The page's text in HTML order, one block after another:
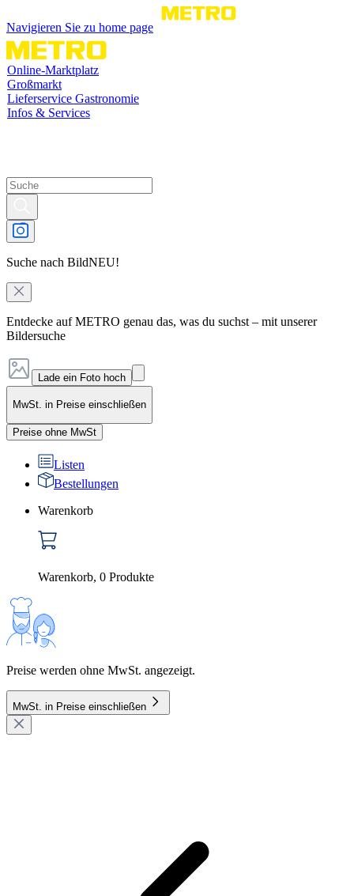
Navigieren Sie zu home page
Online-Marktplatz
Großmarkt
Lieferservice Gastronomie
Infos & Services
Suche nach BildNEU!
Entdecke auf METRO genau das, was du suchst – mit unserer
Bildersuche
Lade ein Foto hoch
MwSt. in Preise einschließen
Preise ohne MwSt
Listen
Bestellungen
Warenkorb
Warenkorb, 0 Produkte
Preise werden ohne MwSt. angezeigt.
MwSt. in Preise einschließen